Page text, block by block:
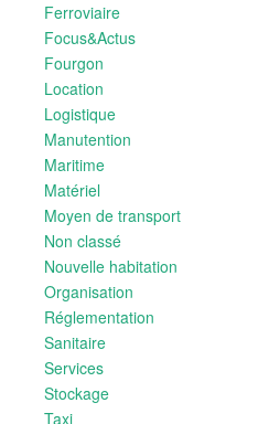
Ferroviaire
Focus&Actus
Fourgon
Location
Logistique
Manutention
Maritime
Matériel
Moyen de transport
Non classé
Nouvelle habitation
Organisation
Réglementation
Sanitaire
Services
Stockage
Taxi